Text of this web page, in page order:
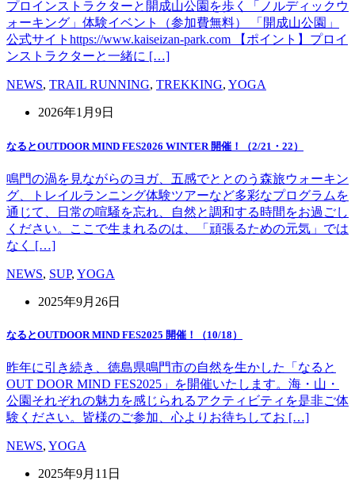
プロインストラクターと開成山公園を歩く「ノルディックウ
ォーキング」体験イベント（参加費無料） 「開成山公園」
公式サイトhttps://www.kaiseizan-park.com 【ポイント】プロイ
ンストラクターと一緒に […]
NEWS, TRAIL RUNNING, TREKKING, YOGA
2026年1月9日
なるとOUTDOOR MIND FES2026 WINTER 開催！（2/21・22）
鳴門の渦を見ながらのヨガ、五感でととのう森旅ウォーキン
グ、トレイルランニング体験ツアーなど多彩なプログラムを
通じて、日常の喧騒を忘れ、自然と調和する時間をお過ごし
ください。ここで生まれるのは、「頑張るための元気」では
なく […]
NEWS, SUP, YOGA
2025年9月26日
なるとOUTDOOR MIND FES2025 開催！（10/18）
昨年に引き続き、徳島県鳴門市の自然を生かした「なると
OUT DOOR MIND FES2025」を開催いたします。海・山・
公園それぞれの魅力を感じられるアクティビティを是非ご体
験ください。皆様のご参加、心よりお待ちしてお […]
NEWS, YOGA
2025年9月11日